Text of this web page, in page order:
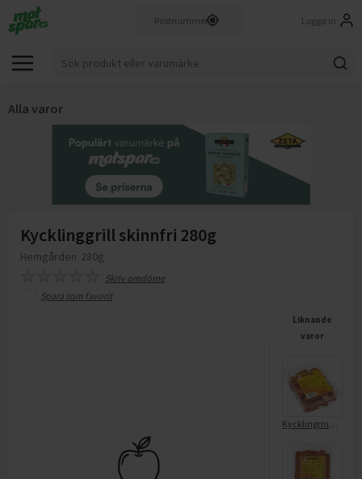
Logga in
Alla varor
Kycklinggrill skinnfri 280g
Hemgården 280g
Skriv omdöme
Spara som favorit
Liknande
varor
Kycklingminikorv Skinnfri